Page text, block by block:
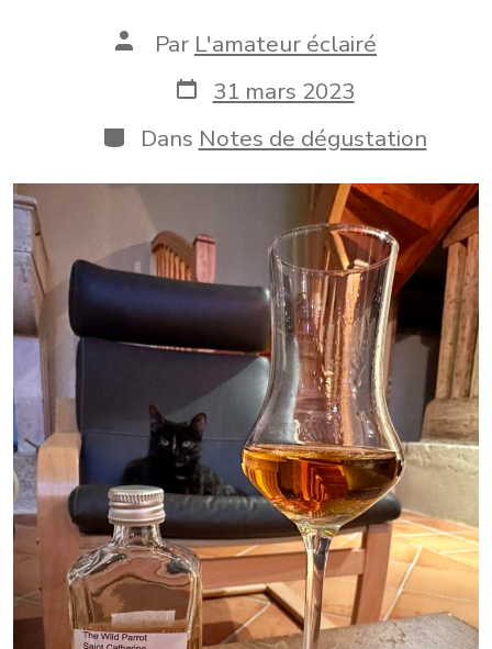
Auteur
publication
Par L'amateur éclairé
Date
de
publication
31 mars 2023
Catégories
Dans Notes de dégustation